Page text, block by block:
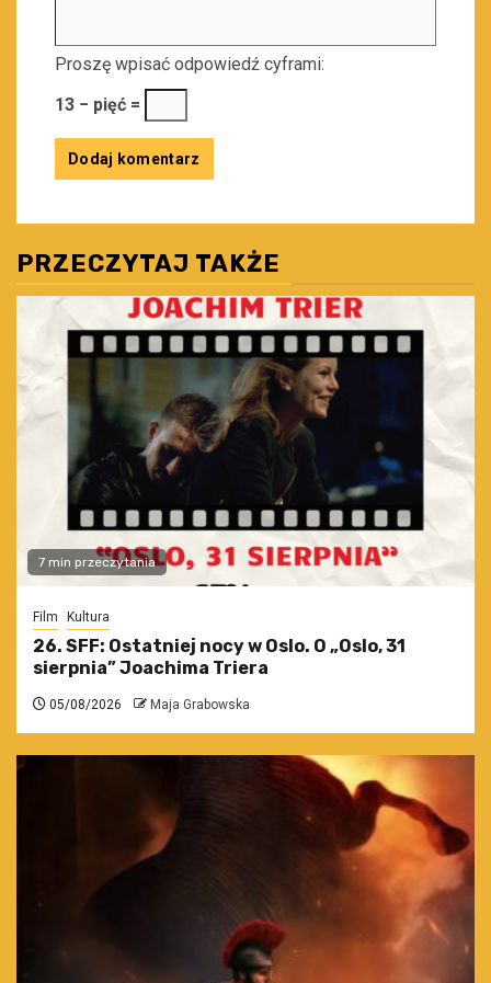
Proszę wpisać odpowiedź cyframi:
13 − pięć =
PRZECZYTAJ TAKŻE
7 min przeczytania
Film Kultura
26. SFF: Ostatniej nocy w Oslo. O „Oslo, 31
sierpnia” Joachima Triera
05/08/2026 Maja Grabowska